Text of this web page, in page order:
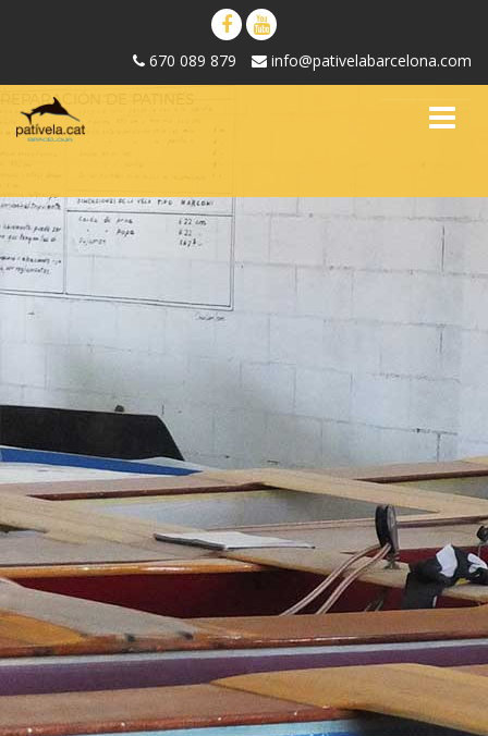
670 089 879 info@pativelabarcelona.com
REPARACIÓN DE PATINES